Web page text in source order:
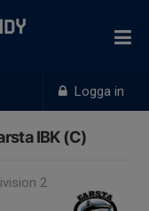
Logga in
IBK (C)
2